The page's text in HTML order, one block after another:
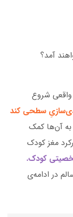
آمد؟
شروع
سطحی کند
آن‌ها کمک
مغز کودک
کودک.
در ادامه‌ی